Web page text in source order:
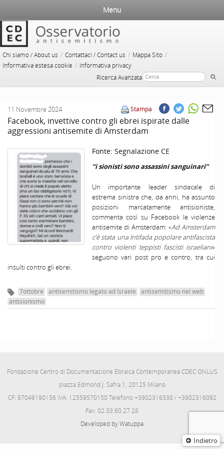
Chi siamo / About us / Contattaci / Contact us / Mappa Sito /
Informativa estesa cookie / Informativa privacy
Ricerca Avanzata
Menu
Indietro
Stampa
11 Novembre 2024
Facebook, invettive contro gli ebrei ispirate dalle
aggressioni antisemite di Amsterdam
Fonte: Segnalazione CE
“i sionisti sono assassini sanguinari”
Un importante leader sindacale di
estrema sinistra che, da anni, ha assunto
posizioni marcatamente antisioniste,
commenta così su Facebook le violenze
antisemite di Amsterdam: «Ad Amsterdam
c’è stata una Intifada popolare antifascista
contro violenti teppisti fascisti israeliani»
seguono vari post pro e contro, tra cui
insulti contro gli ebrei.
7ottobre antisemitismo legato ad Israele
antisemitismo nel web
antisionismo
Fondazione Centro di Documentazione Ebraica Contemporanea CDEC ONLUS
piazza Edmond J. Safra 1, 20125 Milano
CF: 97049190156 IVA: 12559570150 Telefono +3902316338 / +3902316092
Fax: 02.33.60.27.28
Developed by Watuppa